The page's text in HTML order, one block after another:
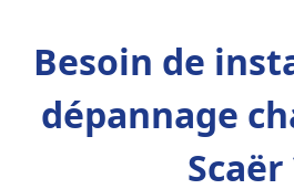
Besoin de
dépannage
Scaër